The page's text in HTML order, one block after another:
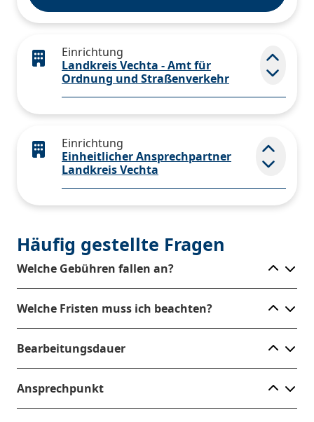
Einrichtung
Landkreis Vechta - Amt für
Ordnung und Straßenverkehr
Einrichtung
Einheitlicher Ansprechpartner
Landkreis Vechta
Häufig gestellte Fragen
Welche Gebühren fallen an?
Welche Fristen muss ich beachten?
Bearbeitungsdauer
Ansprechpunkt